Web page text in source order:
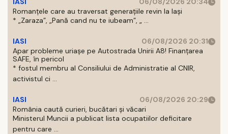
Romanțele care au traversat generațiile revin la Iași
* „Zaraza”, „Pană cand nu te iubeam”, „ ...
IASI
06/08/2026 20:31
Apar probleme uriașe pe Autostrada Unirii A8! Finanțarea
SAFE, în pericol
* fostul membru al Consiliului de Administratie al CNIR,
activistul ci ...
IASI
06/08/2026 20:29
România caută curieri, bucătari și văcari
Ministerul Muncii a publicat lista ocupatiilor deficitare
pentru care ...